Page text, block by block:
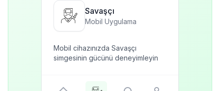
Savaşçı
Mobil Uygulama
Mobil cihazınızda Savaşçı
simgesinin gücünü deneyimleyin